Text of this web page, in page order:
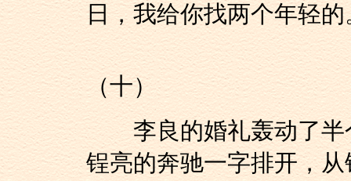
日，我给你找两个年轻的
（十）
李良的婚礼轰动了半
锃亮的奔驰一字排开，